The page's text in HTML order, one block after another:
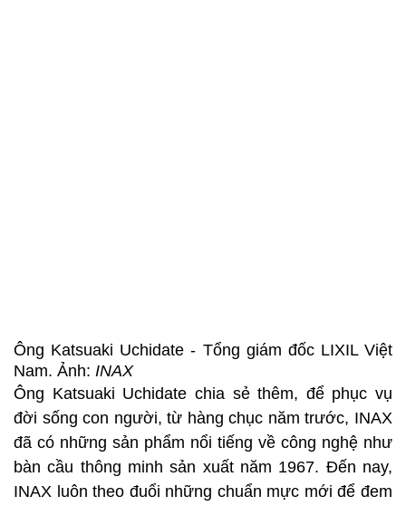
Ông Katsuaki Uchidate - Tổng giám đốc LIXIL Việt
Nam. Ảnh: INAX
Ông Katsuaki Uchidate chia sẻ thêm, để phục vụ
đời sống con người, từ hàng chục năm trước, INAX
đã có những sản phẩm nổi tiếng về công nghệ như
bàn cầu thông minh sản xuất năm 1967. Đến nay,
INAX luôn theo đuổi những chuẩn mực mới để đem